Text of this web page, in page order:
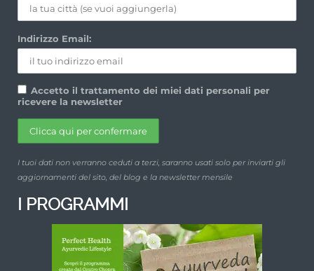
Indirizzo Email:
Accetto il trattamento dei miei dati personali per
ricevere la newsletter
I tuoi dati non verranno ceduti a terzi, saranno usati solo per inviarti gli
aggiornamenti del sito, del blog e la newsletter mensile
I PROGRAMMI